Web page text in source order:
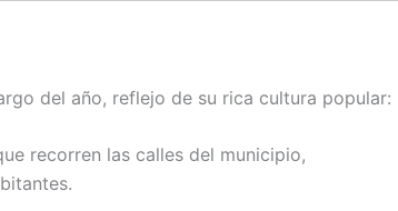
del año, reflejo de su rica cultura popular:
recorren las calles del municipio,